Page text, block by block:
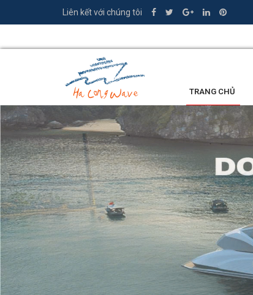
Liên kết với chúng tôi
TRANG CHỦ
LỜI KHEN